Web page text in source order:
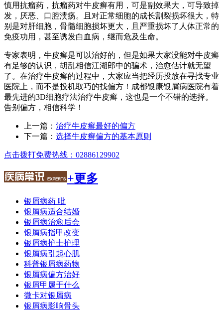
慎用抗瘤药，抗瘤药对牛皮癣有用，可是副效果大，可导致掉
发，厌恶、口腔溃疡。且对正常细胞的成长割裂损坏很大，特
别是对肝细胞，骨髓细胞损坏更大，且严重损坏了人体正常的
免疫功用，甚至诱发白血病，继而危及生命。
专家表明，牛皮癣是可以治好的，但是如果大家没能对牛皮癣
有足够的认识，胡乱相信江湖郎中的骗术，治愈估计就无望
了。在治疗牛皮癣的过程中，大家应当把经历投放在寻找专业
医院上，而不是投机取巧的找偏方！成都银康银屑病医院有着
最先进的3D细胞疗法治疗牛皮癣，这也是一个不错的选择。
告别偏方，相信科学！
上一篇： 治疗牛皮癣最好的偏方
下一篇： 选择牛皮癣偏方的基本原则
点击拨打免费热线：02886129902
+更多
银屑病药 吡
银屑病适合结婚
银屑病治愈后会
银屑病指甲改变
银屑病护士护理
银屑病引起心肌
科普银屑病药物
银屑病偏方治好
银屑甲属于什么
微卡对银屑病
银屑病影响骨头